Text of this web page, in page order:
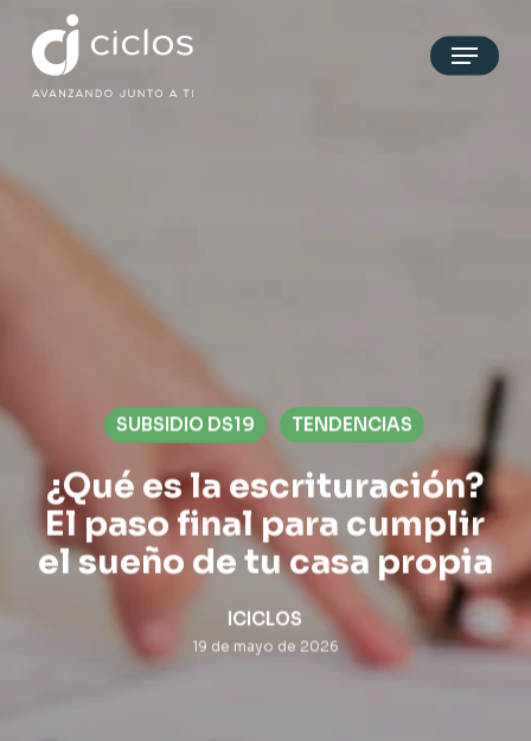
main
Menu
SUBSIDIO DS19 TENDENCIAS
¿Qué es la escrituración?
El paso final para cumplir
el sueño de tu casa propia
ICICLOS
19 de mayo de 2026